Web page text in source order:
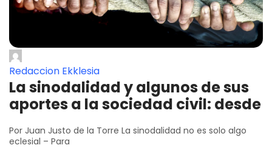
Redaccion Ekklesia
La sinodalidad y algunos de sus
aportes a la sociedad civil: desde
Por Juan Justo de la Torre La sinodalidad no es solo algo
eclesial – Para